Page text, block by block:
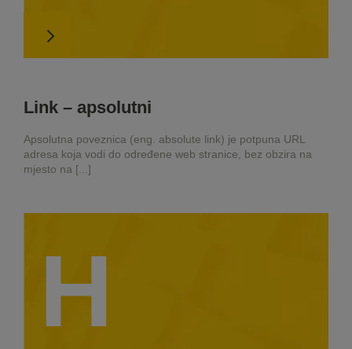
Link – apsolutni
Apsolutna poveznica (eng. absolute link) je potpuna URL
adresa koja vodi do određene web stranice, bez obzira na
mjesto na [...]
H